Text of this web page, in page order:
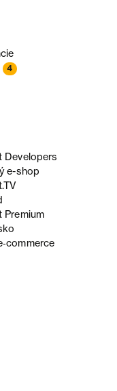
4
Developers
e-shop
Premium